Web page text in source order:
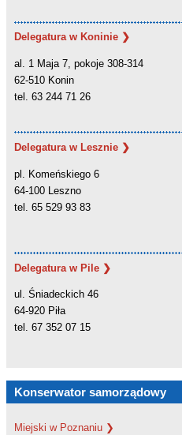
Delegatura w Koninie ❯
al. 1 Maja 7, pokoje 308-314
62-510 Konin
tel. 63 244 71 26
Delegatura w Lesznie ❯
pl. Komeńskiego 6
64-100 Leszno
tel. 65 529 93 83
Delegatura w Pile ❯
ul. Śniadeckich 46
64-920 Piła
tel. 67 352 07 15
Konserwator samorządowy
Miejski w Poznaniu ❯